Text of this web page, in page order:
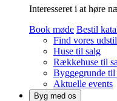
Interesseret i at høre
Book møde Bestil
Find vores
Huse til salg
Rækkehuse til
Byggegrunde til
Aktuelle events
Byg med os